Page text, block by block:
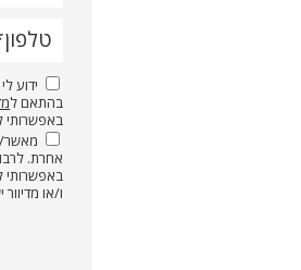
טלפון
ידוע
בהתאם ל
באפשרותי
מאשר/
באפשרותי
ו/או מדיוור